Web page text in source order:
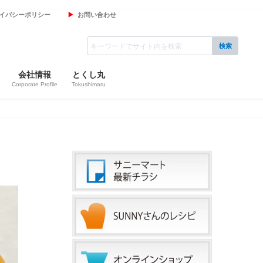
バシーポリシー お問い合わせ
会社情報
Corporate Profile
とくし丸
Tokushimaru